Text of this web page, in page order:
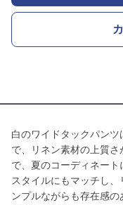
白のワイドタックパン
で、リネン素材の上質
で、夏のコーディネー
スタイルにもマッチし
ンプルながらも存在感